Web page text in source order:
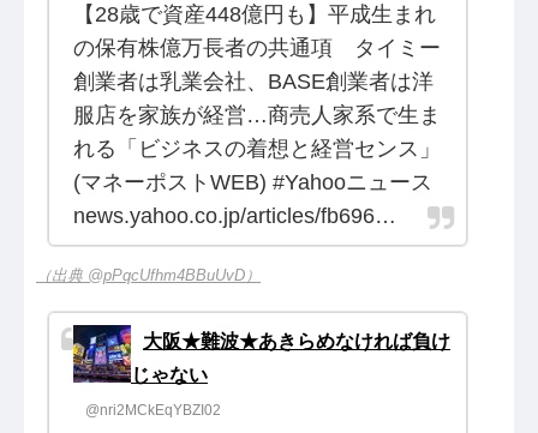
【28歳で資産448億円も】平成生まれ
の保有株億万長者の共通項 タイミー
創業者は乳業会社、BASE創業者は洋
服店を家族が経営…商売人家系で生ま
れる「ビジネスの着想と経営センス」
(マネーポストWEB) #Yahooニュース
news.yahoo.co.jp/articles/fb696…
（出典 @pPqcUfhm4BBuUvD）
大阪★難波★あきらめなければ負け
じゃない
@nri2MCkEqYBZI02